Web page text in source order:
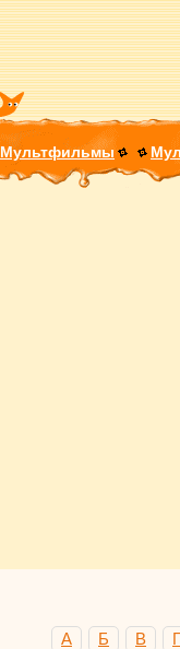
Мультфильмы
А Б В Г